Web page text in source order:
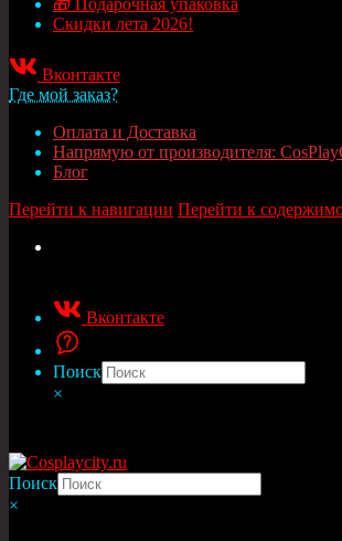
🎁 Подарочная упаковка
Скидки лета 2026!
Вконтакте
Где мой заказ?
Оплата и Доставка
Напрямую от производителя:
Блог
Перейти к навигации Перейти к
Вконтакте
Поиск
×
Поиск
×